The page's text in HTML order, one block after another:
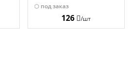
под заказ
126 /шт